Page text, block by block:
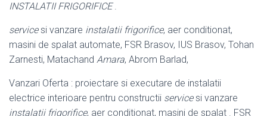
INSTALATII FRIGORIFICE.
servicesi vanzare instalatii frigorifice, aer conditionat,
masini de spalat automate, FSR Brasov, IUS Brasov, Tohan
Zarnesti, Matachand Amara, Abrom Barlad,
Vanzari Oferta : proiectare si executare de instalatii
electrice interioare pentru constructii servicesi vanzare
instalatii frigorifice, aer conditionat, masini de spalat . FSR